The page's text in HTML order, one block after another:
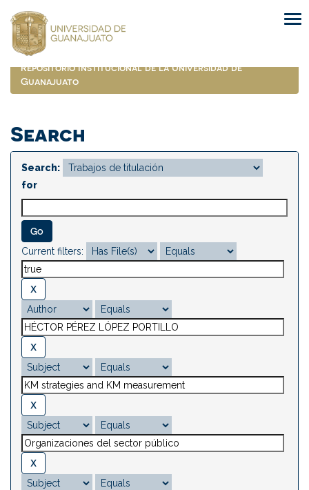
navigation
Repositorio Institucional de la Universidad de
Guanajuato
Search
Search:
for
Current filters: